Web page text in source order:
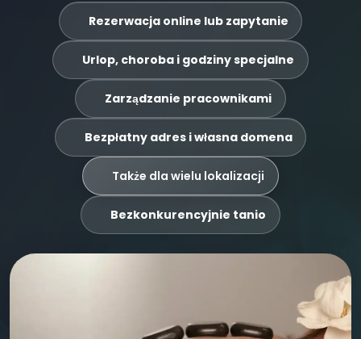
Rezerwacja online lub zapytanie
Urlop, choroba i godziny specjalne
Zarządzanie pracownikami
Bezpłatny adres i własna domena
Także dla wielu lokalizacji
Bezkonkurencyjnie tanio